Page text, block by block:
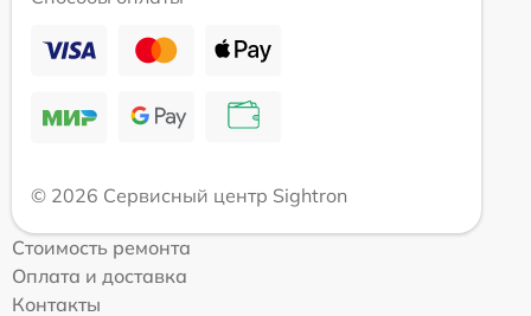
© 2026 Сервисный центр Sightron
Стоимость ремонта
Оплата и доставка
Контакты